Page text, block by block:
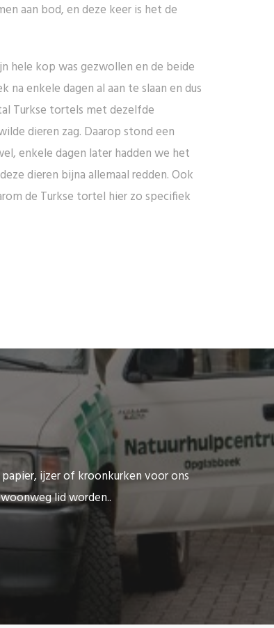
aan bod, en deze keer is het de
hele kop was gezwollen en de beide
enkele dagen al aan te slaan en dus
Turkse tortels met dezelfde
dieren zag. Daarop stond een
enkele dagen later hadden we het
dieren bijna allemaal redden. Ook
de Turkse tortel hier zo specifiek
ijzer of kroonkurken voor ons
lid worden..